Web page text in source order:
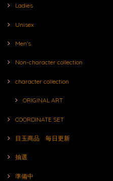
Ladies
Unisex
Men's
Non-character collection
character collection
ORIGINAL ART
COORDINATE SET
目玉商品 毎日更新
抽選
準備中